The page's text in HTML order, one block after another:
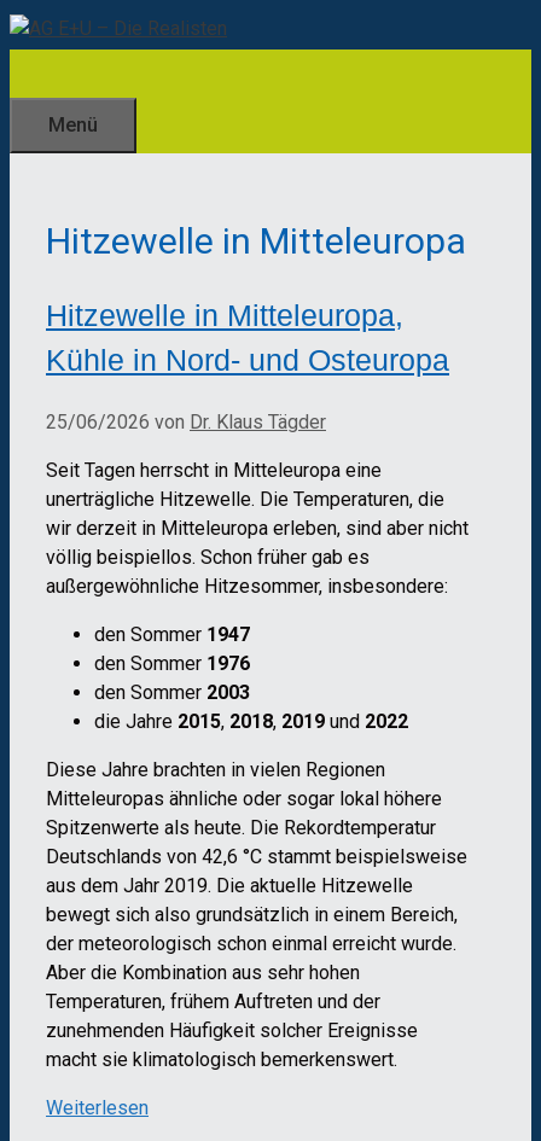
Zum
Inhalt
Menü
Hitzewelle in Mitteleuropa
Hitzewelle in Mitteleuropa,
Kühle in Nord- und Osteuropa
25/06/2026 von Dr. Klaus Tägder
Seit Tagen herrscht in Mitteleuropa eine
unerträgliche Hitzewelle. Die Temperaturen, die
wir derzeit in Mitteleuropa erleben, sind aber nicht
völlig beispiellos. Schon früher gab es
außergewöhnliche Hitzesommer, insbesondere:
den Sommer 1947
den Sommer 1976
den Sommer 2003
die Jahre 2015, 2018, 2019 und 2022
Diese Jahre brachten in vielen Regionen
Mitteleuropas ähnliche oder sogar lokal höhere
Spitzenwerte als heute. Die Rekordtemperatur
Deutschlands von 42,6 °C stammt beispielsweise
aus dem Jahr 2019. Die aktuelle Hitzewelle
bewegt sich also grundsätzlich in einem Bereich,
der meteorologisch schon einmal erreicht wurde.
Aber die Kombination aus sehr hohen
Temperaturen, frühem Auftreten und der
zunehmenden Häufigkeit solcher Ereignisse
macht sie klimatologisch bemerkenswert.
Weiterlesen